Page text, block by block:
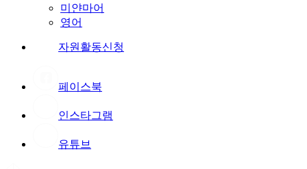
미얀마어
영어
자원활동신청
페이스북
인스타그램
유튜브